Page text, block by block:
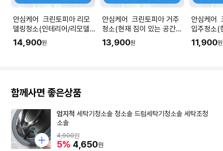
안심케어 크린토피아 리모
델링청소(인테리어/리모델
링 공사 직후) I 공간 평수에
맞춰 수량을 입력해주세요.
14,900원
안심케어 크린토피아 거주
청소(현재 짐이 있는 공간청
소) I 공간 평수에 맞춰 수량
을 입력해주세요.
13,900원
안심케어
입주청소(
청소) I 공
량을 입력
11,900원
함께사면 좋은상품
엄지척 세탁기청소솔 청소솔 드럼세탁기청소솔 세탁조청
소솔
4,900원
5% 4,650원